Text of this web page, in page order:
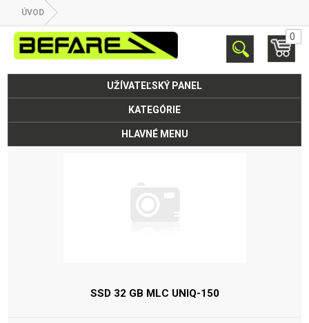
ÚVOD
0
UŽÍVATEĽSKÝ PANEL
KATEGÓRIE
HLAVNÉ MENU
SSD 32 GB MLC UNIQ-150